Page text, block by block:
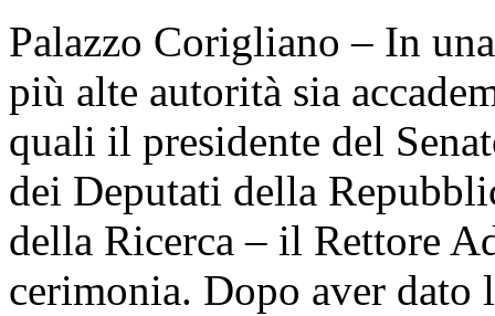
Palazzo Corigliano – In
più alte autorità sia
quali il presidente del
dei Deputati della
della Ricerca – il Rettore
cerimonia. Dopo aver dato